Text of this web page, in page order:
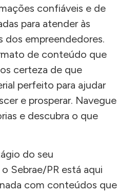
confiáveis e de
para atender às
dos empreendedores.
de conteúdo que
certeza de que
perfeito para ajudar
e prosperar. Navegue
e descubra o que
do seu
Sebrae/PR está aqui
com conteúdos que